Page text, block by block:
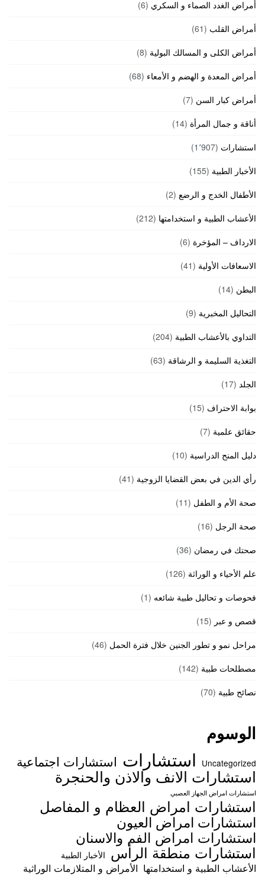
أمراض الغدد الصماء و السكري (6)
أمراض القلب (61)
أمراض الكلى و المسالك البولية (8)
أمراض المعدة و الهضم و الأمعاء (68)
أمراض كبار السن (7)
أناقة و جمال المرأة (14)
استشارات (1٬907)
الأخبار الطبية (155)
الأطفال الخدج و الرضع (2)
الأعشاب الطبية و استخدامتها (212)
الارداف – المؤخرة (6)
الاسعافات الأولية (41)
البطن (14)
التحاليل المخبرية (9)
التداوي بالأعشاب الطبية (204)
التغذية السليمة و الرشاقة (63)
الجلد (17)
بوابة الاحتراف (15)
حقائق علمية (7)
دليل المنح الدراسية (10)
رأي الدين في بعض القضايا الزوجية (41)
صحة الأم و الطفل (11)
صحة الرجل (16)
صحتك في رمضان (36)
علم الأحياء و الوراثة (126)
فحوصات و تحاليل طبية شائعه (1)
قصص و عبر (15)
مراحل نمو و تطور الجنين خلال فترة الحمل (46)
مصطلحات طبية (142)
نصائح طبية (70)
الوسوم
Uncategorized استشارات استشارات اجتماعية
استشارات الانف والاذن والحنجرة
استشارات امراض الجهاز العصبي
استشارات امراض العظام و المفاصل
استشارات امراض العيون
استشارات امراض الفم والاسنان
استشارات منطقة الرأس الأخبار الطبية
الأعشاب الطبية و استخدامتها الأمراض و المتلازمات الوراثية